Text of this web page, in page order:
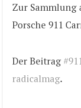
Zur Sammlung
Porsche 911
Der Beitrag
radicalmag.